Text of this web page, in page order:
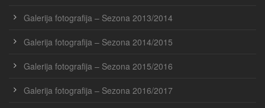
Galerija fotografija – Sezona 2013/2014
Galerija fotografija – Sezona 2014/2015
Galerija fotografija – Sezona 2015/2016
Galerija fotografija – Sezona 2016/2017